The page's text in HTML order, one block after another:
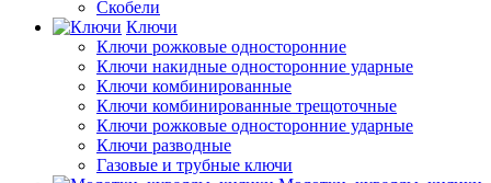
Скобели
Ключи
Ключи рожковые односторонние
Ключи накидные односторонние ударные
Ключи комбинированные
Ключи комбинированные трещоточные
Ключи рожковые односторонние ударные
Ключи разводные
Газовые и трубные ключи